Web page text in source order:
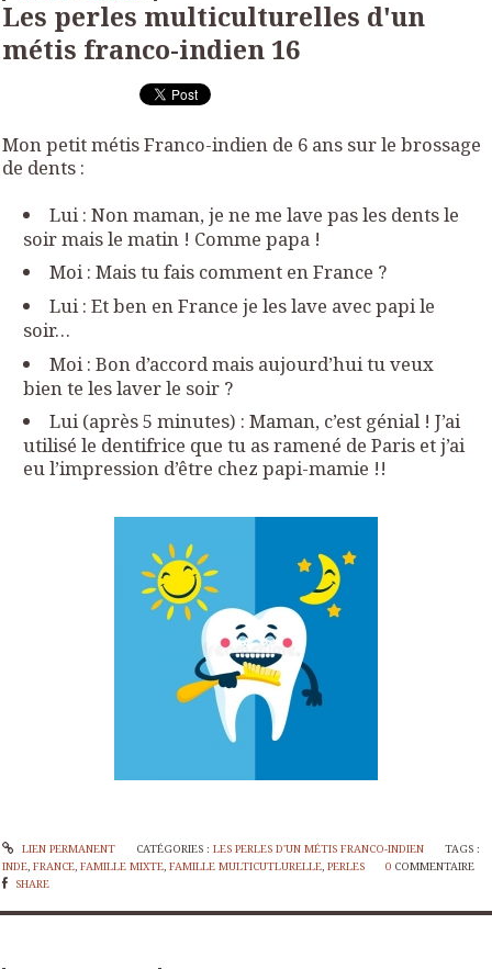
Les perles multiculturelles d'un
métis franco-indien 16
Mon petit métis Franco-indien de 6 ans sur le brossage
de dents :
Lui : Non maman, je ne me lave pas les dents le
soir mais le matin ! Comme papa !
Moi : Mais tu fais comment en France ?
Lui : Et ben en France je les lave avec papi le
soir…
Moi : Bon d’accord mais aujourd’hui tu veux
bien te les laver le soir ?
Lui (après 5 minutes) : Maman, c’est génial ! J’ai
utilisé le dentifrice que tu as ramené de Paris et j’ai
eu l’impression d’être chez papi-mamie !!
LIEN PERMANENT CATÉGORIES : LES PERLES D'UN MÉTIS FRANCO-INDIEN
TAGS :
INDE, FRANCE, FAMILLE MIXTE, FAMILLE MULTICUTLURELLE, PERLES 0 COMMENTAIRE
SHARE